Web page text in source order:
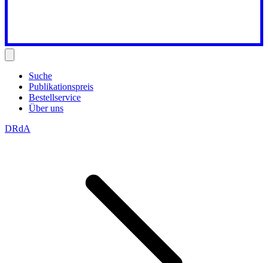
Suche
Publikationspreis
Bestellservice
Über uns
DRdA